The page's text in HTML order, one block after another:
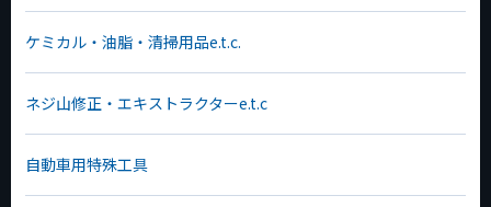
ケミカル・油脂・清掃用品e.t.c.
ネジ山修正・エキストラクターe.t.c
自動車用特殊工具